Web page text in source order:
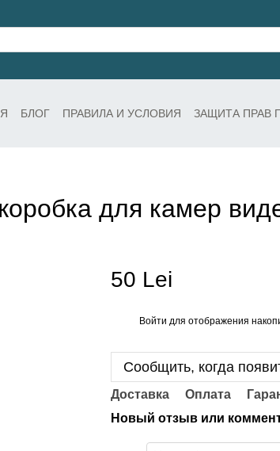
БЛОГ ПРАВИЛА И УСЛОВИЯ
ЗАЩИТА ПРАВ
для камер
50 Lei
Войти для отображения
Сообщить, когда
Доставка Оплата
Новый отзыв или